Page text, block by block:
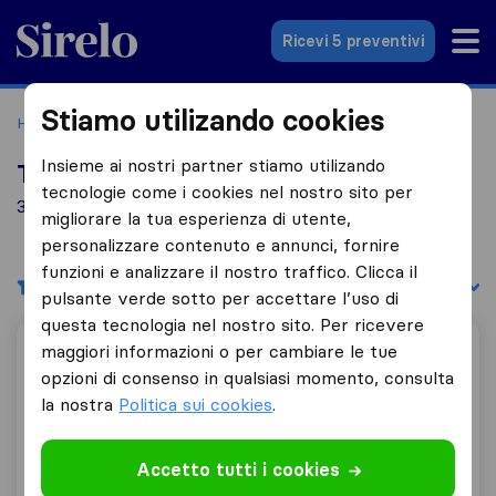
Sirelo.it
Ricevi 5 preventivi
Home Le 10 migliori aziende di traslochi in Italia
Top 10 traslocatori a Gorizia
3 aziende di traslochi trovate a Gorizia
Filtri Filtra per:
Moschion Traslochi di Simone Colugnati
10,0
Moschion Traslochi di Simone Colugnati
Stiamo utilizando cookies
Insieme ai nostri partner stiamo utilizando
tecnologie come i cookies nel nostro sito per
migliorare la tua esperienza di utente,
personalizzare contenuto e annunci, fornire
funzioni e analizzare il nostro traffico. Clicca il
pulsante verde sotto per accettare l’uso di
questa tecnologia nel nostro sito. Per ricevere
maggiori informazioni o per cambiare le tue
opzioni di consenso in qualsiasi momento, consulta
la nostra Politica sui cookies.
Accetto tutti i cookies